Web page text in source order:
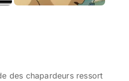
des chapardeurs ressort